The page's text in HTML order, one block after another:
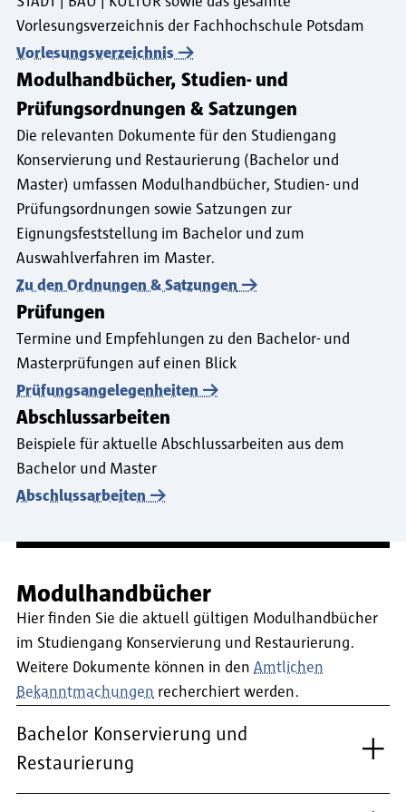
Vorlesungsverzeichnis der Fachhochschule Potsdam
Vorlesungsverzeichnis
Modulhandbücher, Studien- und
Prüfungsordnungen & Satzungen
Die relevanten Dokumente für den Studiengang
Konservierung und Restaurierung (Bachelor und
Master) umfassen Modulhandbücher, Studien- und
Prüfungsordnungen sowie Satzungen zur
Eignungsfeststellung im Bachelor und zum
Auswahlverfahren im Master.
Zu den Ordnungen & Satzungen
Prüfungen
Termine und Empfehlungen zu den Bachelor- und
Masterprüfungen auf einen Blick
Prüfungsangelegenheiten
Abschlussarbeiten
Beispiele für aktuelle Abschlussarbeiten aus dem
Bachelor und Master
Abschlussarbeiten
Modulhandbücher
Hier finden Sie die aktuell gültigen Modulhandbücher
im Studiengang Konservierung und Restaurierung.
Weitere Dokumente können in den Amtlichen
Bekanntmachungen recherchiert werden.
Bachelor Konservierung und
Restaurierung